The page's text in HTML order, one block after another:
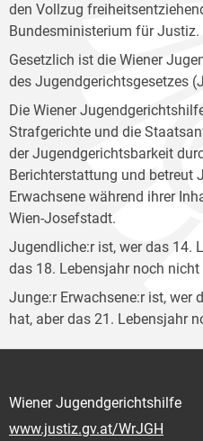
den Vollzug
Bundesministerium für Justiz.
Gesetzlich ist die Wiener
des Jugendgerichtsgesetzes
Die Wiener
Strafgerichte und die
der Jugendgerichtsbarkeit
Berichterstattung und betreut
Erwachsene während ihrer
Wien-Josefstadt.
Jugendliche:r ist, wer das 14.
das 18. Lebensjahr noch
Junge:r Erwachsene:r ist, wer
hat, aber das 21. Lebensjahr
Wiener Jugendgerichtshilfe
www.justiz.gv.at/WrJGH